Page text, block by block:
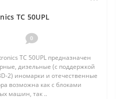
TC 50UPL
0
TC 50UPL предназначен
дизельные (с поддержкой
2) иномарки и отечественные
возможна как с блоками
машин, так ..